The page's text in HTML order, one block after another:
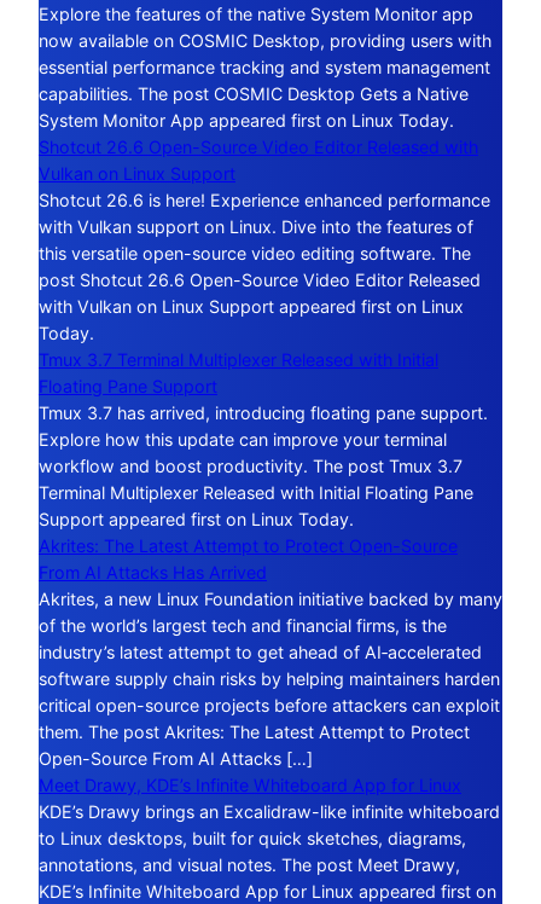
Explore the features of the native System Monitor app
now available on COSMIC Desktop, providing users with
essential performance tracking and system management
capabilities. The post COSMIC Desktop Gets a Native
System Monitor App appeared first on Linux Today.
Shotcut 26.6 Open-Source Video Editor Released with
Vulkan on Linux Support
Shotcut 26.6 is here! Experience enhanced performance
with Vulkan support on Linux. Dive into the features of
this versatile open-source video editing software. The
post Shotcut 26.6 Open-Source Video Editor Released
with Vulkan on Linux Support appeared first on Linux
Today.
Tmux 3.7 Terminal Multiplexer Released with Initial
Floating Pane Support
Tmux 3.7 has arrived, introducing floating pane support.
Explore how this update can improve your terminal
workflow and boost productivity. The post Tmux 3.7
Terminal Multiplexer Released with Initial Floating Pane
Support appeared first on Linux Today.
Akrites: The Latest Attempt to Protect Open-Source
From AI Attacks Has Arrived
Akrites, a new Linux Foundation initiative backed by many
of the world’s largest tech and financial firms, is the
industry’s latest attempt to get ahead of AI‑accelerated
software supply chain risks by helping maintainers harden
critical open-source projects before attackers can exploit
them. The post Akrites: The Latest Attempt to Protect
Open-Source From AI Attacks […]
Meet Drawy, KDE’s Infinite Whiteboard App for Linux
KDE’s Drawy brings an Excalidraw-like infinite whiteboard
to Linux desktops, built for quick sketches, diagrams,
annotations, and visual notes. The post Meet Drawy,
KDE’s Infinite Whiteboard App for Linux appeared first on